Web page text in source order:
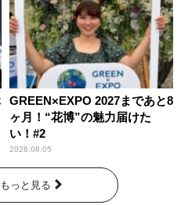
GREEN×EXPO 2027まであと8
ヶ月！“花博”の魅力届けた
い！#2
2026.08.05
っと見る